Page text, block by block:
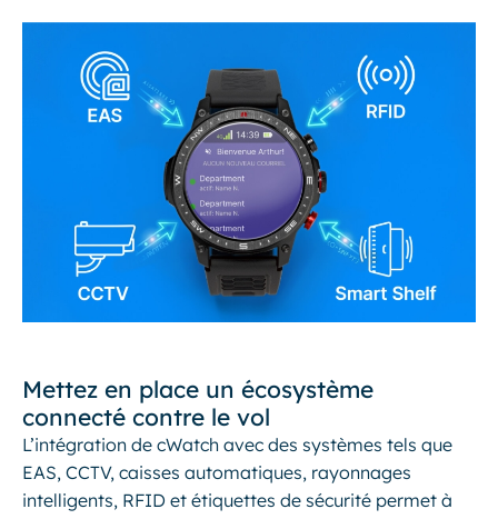
Mettez en place un écosystème
connecté contre le vol
L’intégration de cWatch avec des systèmes tels que
EAS, CCTV, caisses automatiques, rayonnages
intelligents, RFID et étiquettes de sécurité permet à